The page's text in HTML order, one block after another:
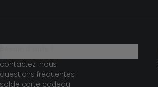
contactez-nous
questions fréquentes
solde carte cadeau